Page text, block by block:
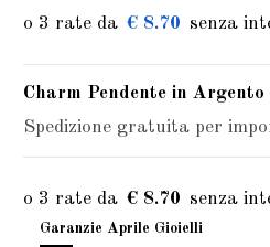
€ 8.70
Charm Pendente in
Spedizione gratuita per
€ 8.70
Garanzie Aprile Gioielli